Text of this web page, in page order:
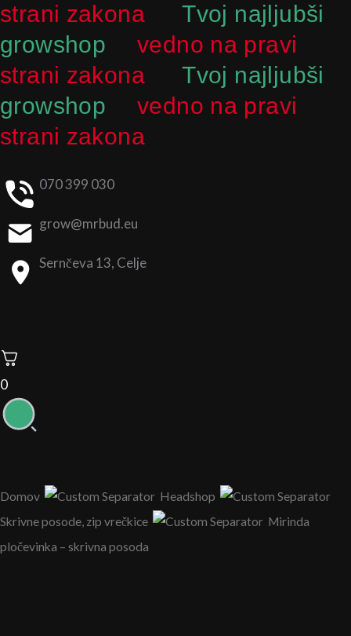
strani zakona
Tvoj najljubši
growshop
vedno na pravi
strani zakona
Tvoj najljubši
growshop
vedno na pravi
strani zakona
070 399 030
grow@mrbud.eu
Sernčeva 13, Celje
0
Domov
Headshop
Skrivne posode, zip vrečkice
Mirinda
pločevinka – skrivna posoda